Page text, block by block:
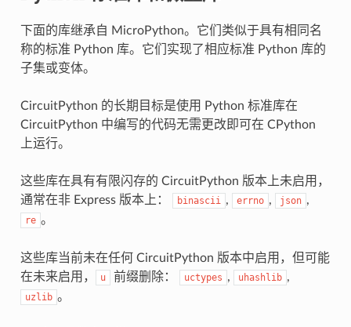
下面的库继承自 MicroPython。它们类似于具有相同名
称的标准 Python 库。它们实现了相应标准 Python 库的
子集或变体。
CircuitPython 的长期目标是使用 Python 标准库在
CircuitPython 中编写的代码无需更改即可在 CPython
上运行。
这些库在具有有限闪存的 CircuitPython 版本上未启用，
通常在非 Express 版本上：
binascii , errno , json ,
re 。
这些库当前未在任何 CircuitPython 版本中启用，但可能
在未来启用，
u 前缀删除： uctypes , uhashlib ,
uzlib 。